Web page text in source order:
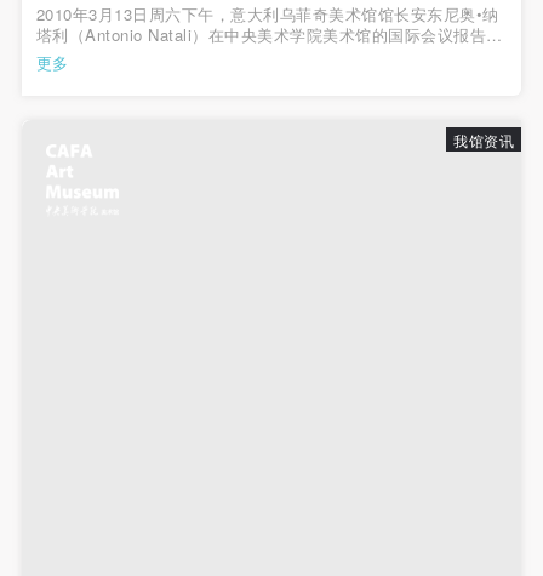
2010年3月13日周六下午，意大利乌菲奇美术馆馆长安东尼奥•纳
塔利（Antonio Natali）在中央美术学院美术馆的国际会议报告厅
做了“穿越乌菲奇历史的长河”的精彩讲演。 纳塔利用幻灯图片将
听众带入一个遥远的国度，仿佛在这座四百余年的世界著名美术
更多
我馆资讯